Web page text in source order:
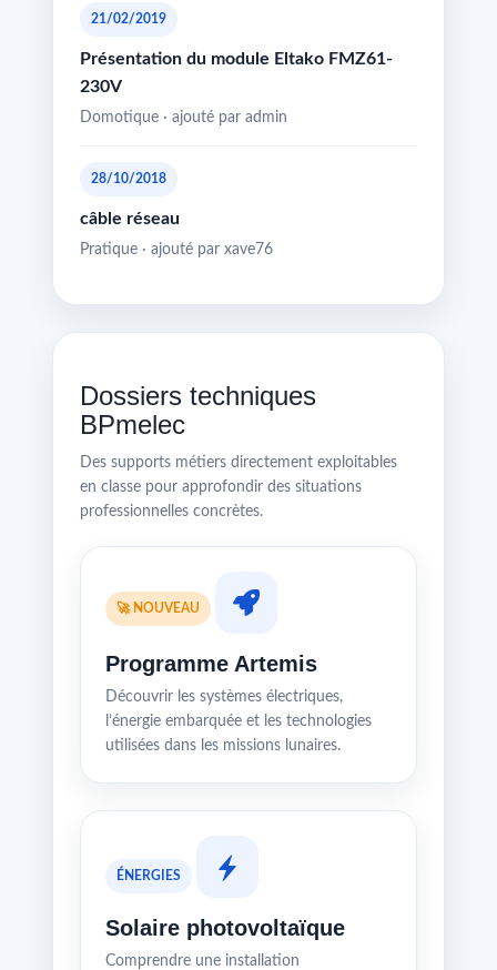
21/02/2019
Présentation du module Eltako FMZ61-
230V
Domotique · ajouté par admin
28/10/2018
câble réseau
Pratique · ajouté par xave76
Dossiers techniques
BPmelec
Des supports métiers directement exploitables
en classe pour approfondir des situations
professionnelles concrètes.
🚀 NOUVEAU
Programme Artemis
Découvrir les systèmes électriques,
l’énergie embarquée et les technologies
utilisées dans les missions lunaires.
ÉNERGIES
Solaire photovoltaïque
Comprendre une installation